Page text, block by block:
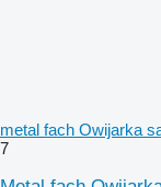
metal fach Owijarka
7